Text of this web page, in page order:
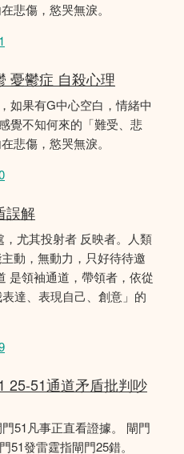
悲傷，慾哭無淚。
憂鬱症 自殺心理
如果有G中心空白，情緒中
覺不知何來的「難受、悲
悲傷，慾哭無淚。
誤解
尤其投射者 反映者。人類
動，無動力，只好待待邀
是領袖通道，帶領者，依從
達、表現自己、創意」的
25-51通道矛盾批判吵
51凡事正直看證據。 閘門
51發雷霆指閘門25錯。